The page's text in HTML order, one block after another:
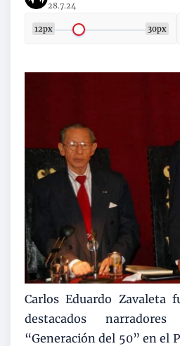
28.7.24
12px 30px
Carlos Eduardo Zavaleta
destacados
“Generación del 50” en el